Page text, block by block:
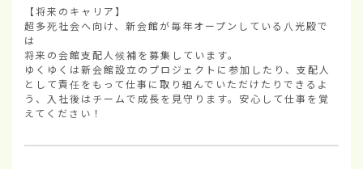
【将来のキャリア】
超多死社会へ向け、新会館が毎年オープンしている八光殿で
は
将来の会館支配人候補を募集しています。
ゆくゆくは新会館設立のプロジェクトに参加したり、支配人
として責任をもって仕事に取り組んでいただけたりできるよ
う、入社後はチームで成長を見守ります。安心して仕事を覚
えてください！